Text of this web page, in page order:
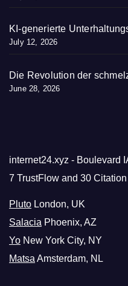
KI-generierte
July 12, 2026
Die Revolution der
June 28, 2026
internet24.xyz - Boulevard
7 TrustFlow and 30
Pluto London, UK
Salacia Phoenix, AZ
Yo New York City, NY
Matsa Amsterdam, NL